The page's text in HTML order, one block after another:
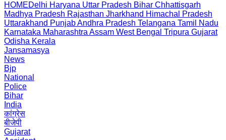
HOMEDelhi Haryana Uttar Pradesh Bihar Chhattisgarh
Madhya Pradesh Rajasthan Jharkhand Himachal Pradesh
Uttarakhand PunjabAndhra Pradesh Telangana Tamil Nadu
Karnataka Maharashtra Assam West Bengal Tripura Gujarat
Odisha Kerala
Jansamasya
News
Bjp
National
Police
Bihar
India
कांग्रेस
बीजेपी
Gujarat